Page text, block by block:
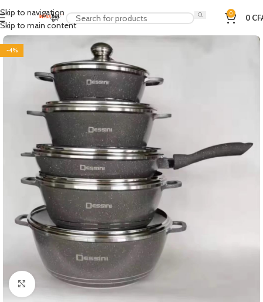
Skip to navigation
Skip to main content
0 0
-4%
Click to enlarge